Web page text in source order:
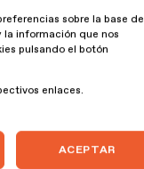
sobre la base de
información que nos
pulsando el botón
enlaces.
ACEPTAR